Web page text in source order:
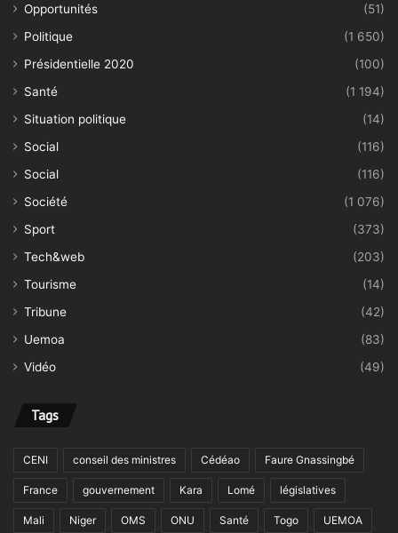
Opportunités
(51)
Politique
(1 650)
Présidentielle 2020
(100)
Santé
(1 194)
Situation politique
(14)
Social
(116)
Social
(116)
Société
(1 076)
Sport
(373)
Tech&web
(203)
Tourisme
(14)
Tribune
(42)
Uemoa
(83)
Vidéo
(49)
Tags
CENI conseil des ministres Cédéao Faure Gnassingbé
France gouvernement Kara Lomé législatives
Mali Niger OMS ONU Santé Togo UEMOA